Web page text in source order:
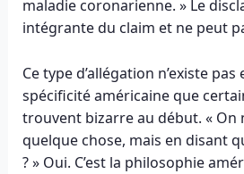
maladie coronarienne. » Le
intégrante du claim et ne peut
Ce type d’allégation n’existe pas
spécificité américaine que
trouvent bizarre au début. « On
quelque chose, mais en disant
? » Oui. C’est la philosophie